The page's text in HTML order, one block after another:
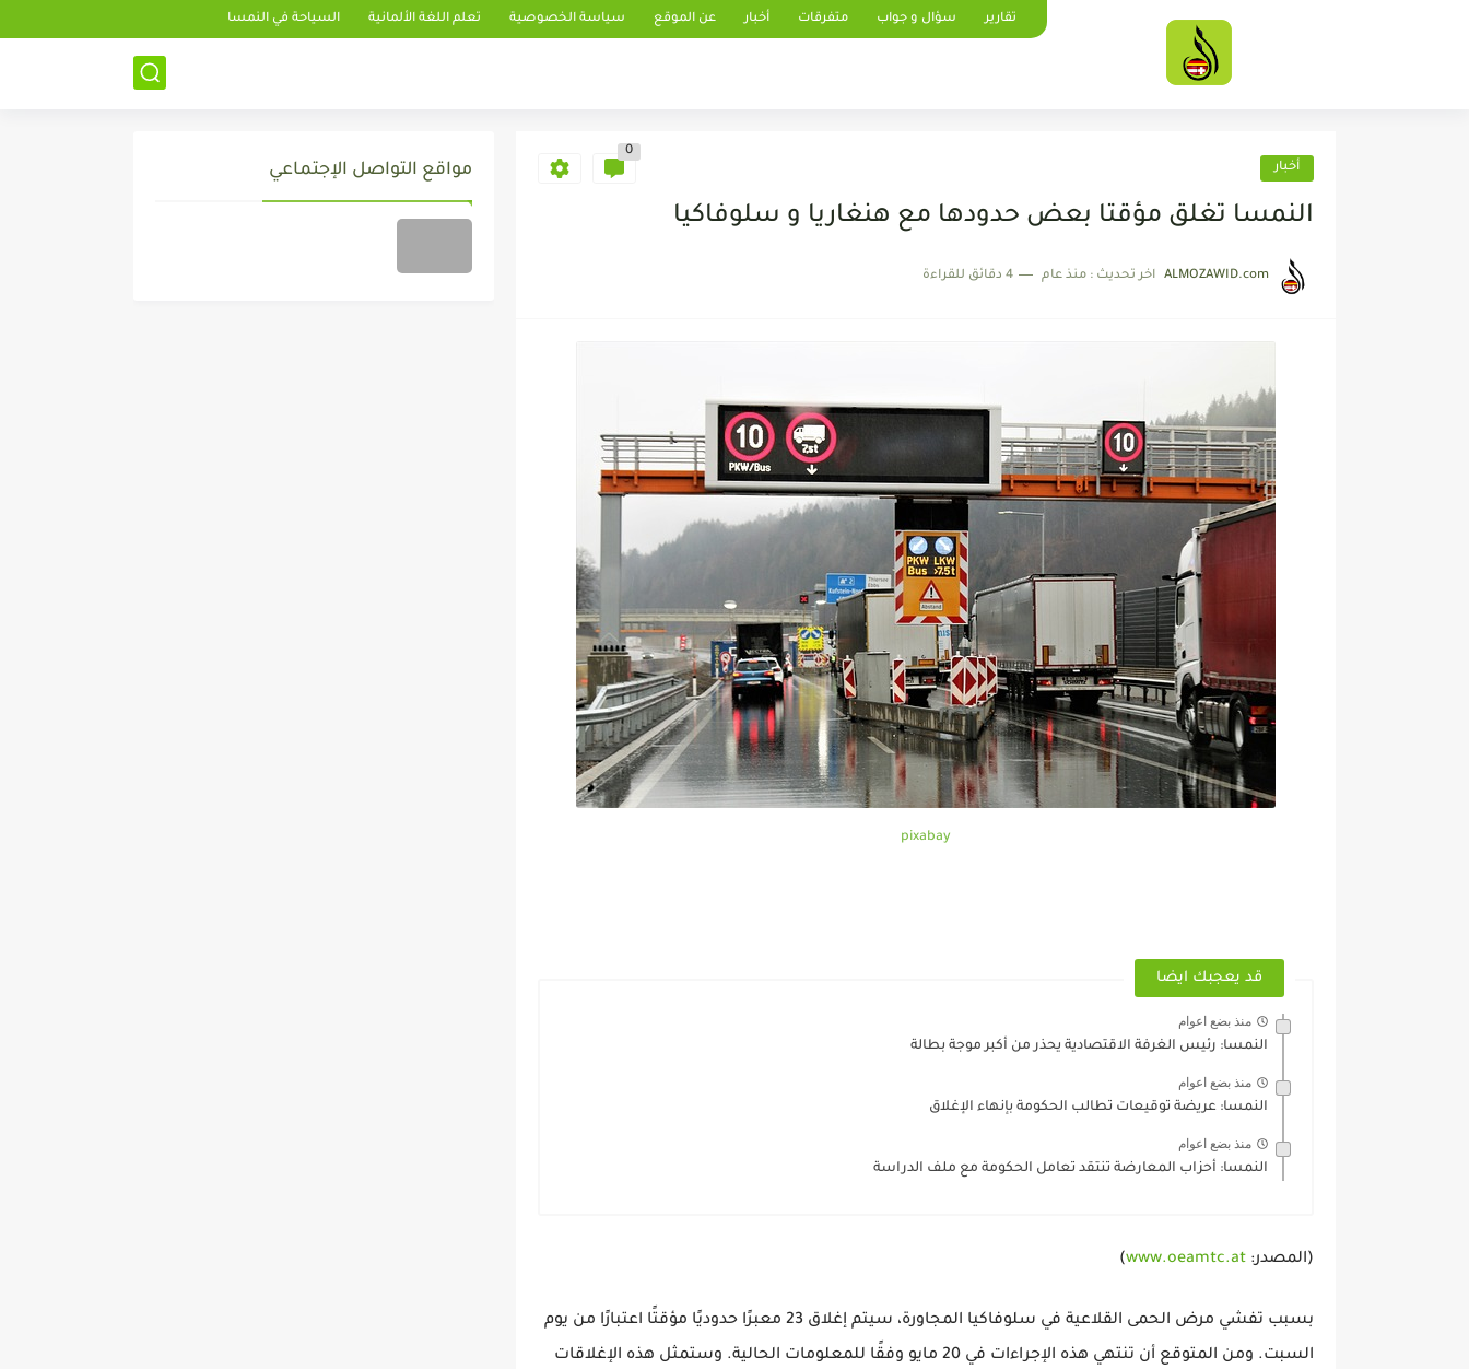
تقارير سؤال و جواب متفرقات أخبار عن الموقع سياسة الخصوصية تعلم اللغة الألمانية السياحة في النمسا
أخبار
0
النمسا تغلق مؤقتا بعض حدودها مع هنغاريا و سلوفاكيا
ALMOZAWID.com اخر تحديث : منذ عام 4 دقائق للقراءة
pixabay
قد يعجبك ايضا
منذ بضع اعوام
النمسا: رئيس الغرفة الاقتصادية يحذر من أكبر موجة بطالة
منذ بضع اعوام
النمسا: عريضة توقيعات تطالب الحكومة بإنهاء الإغلاق
منذ بضع اعوام
النمسا: أحزاب المعارضة تنتقد تعامل الحكومة مع ملف الدراسة
(المصدر: www.oeamtc.at
)
بسبب تفشي مرض الحمى القلاعية في سلوفاكيا المجاورة، سيتم إغلاق 23 معبرًا حدوديًا مؤقتًا اعتبارًا من يوم
السبت. ومن المتوقع أن تنتهي هذه الإجراءات في 20 مايو وفقًا للمعلومات الحالية. وستمثل هذه الإغلاقات
مواقع التواصل الإجتماعي